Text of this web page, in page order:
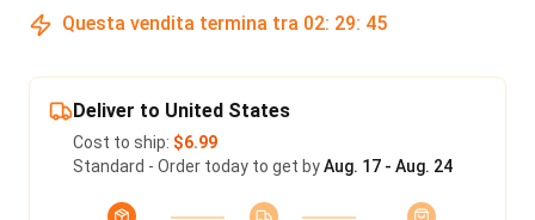
Questa vendita termina tra 02: 29: 45
Deliver to United States
Cost to ship: $6.99
Standard - Order today to get byAug. 17 - Aug. 24